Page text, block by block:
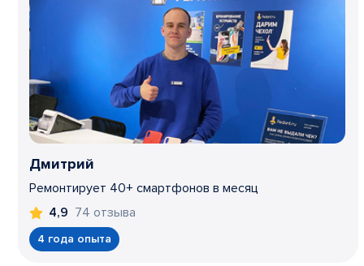
Дмитрий
Ремонтирует 40+ смартфонов в месяц
4,9 74 отзыва
4 года опыта